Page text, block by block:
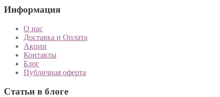
Информация
О нас
Доставка и Оплата
Акции
Контакты
Блог
Публичная оферта
Статьи в блоге